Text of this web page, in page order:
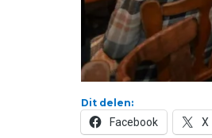
Dit delen:
Facebook X